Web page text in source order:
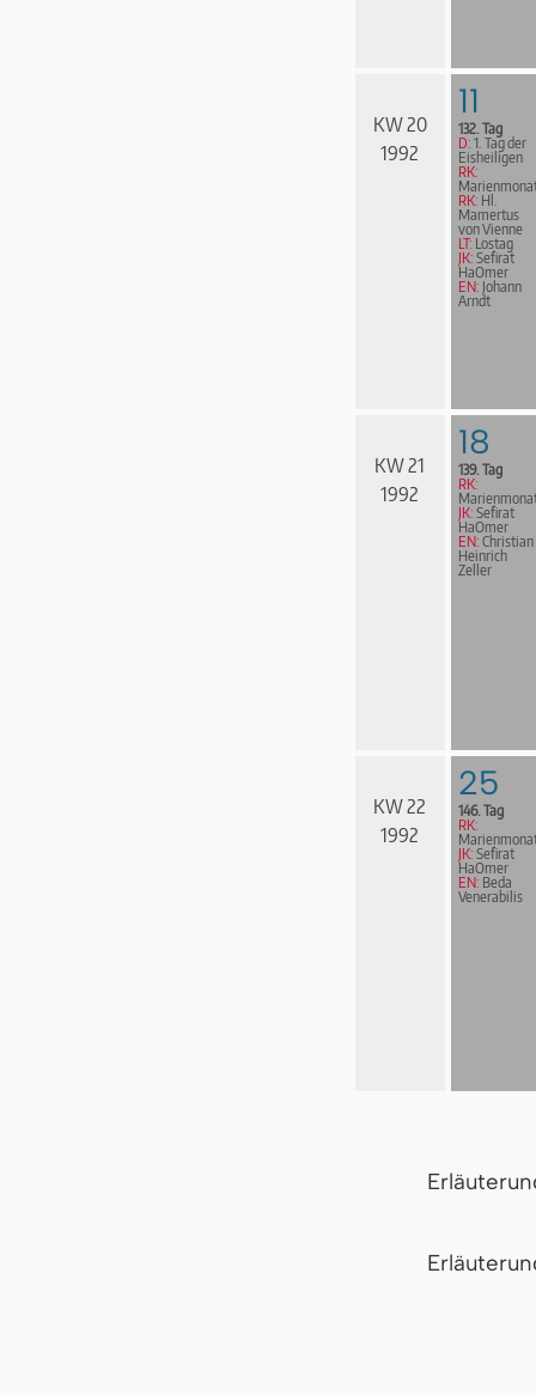
KW 20
1992
11
132. Tag
D: 1. Tag der
Eisheiligen
RK:
RK: Hl.
Mamertus
von Vienne
LT: Lostag
JK: Sefirat
HaOmer
EN: Johann
Arndt
KW 21
1992
18
139. Tag
RK:
JK: Sefirat
HaOmer
EN: Christian
Heinrich
Zeller
KW 22
1992
25
146. Tag
RK:
JK: Sefirat
HaOmer
EN: Beda
Venerabilis